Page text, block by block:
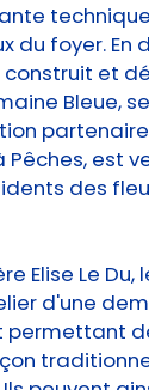
du foyer.
et
Bleue,
Pêches, est
des
Elise Le
d'une